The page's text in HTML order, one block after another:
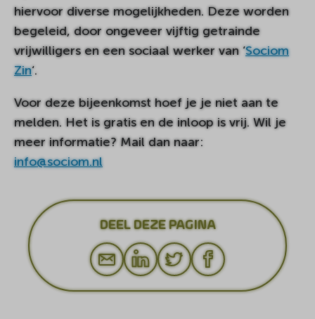
hiervoor diverse mogelijkheden. Deze worden
begeleid, door ongeveer vijftig getrainde
vrijwilligers en een sociaal werker van ‘Sociom
Zin‘.
Voor deze bijeenkomst hoef je je niet aan te
melden. Het is gratis en de inloop is vrij. Wil je
meer informatie? Mail dan naar:
info@sociom.nl
DEEL DEZE PAGINA